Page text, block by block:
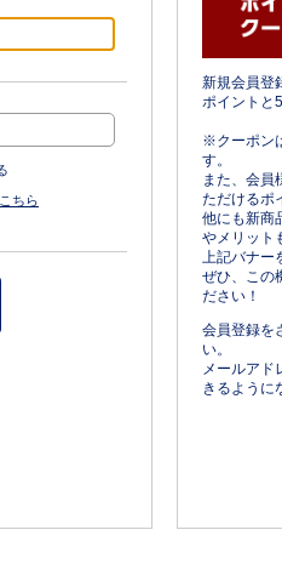
ちら
新規会員登
ポイントと
※クーポン
す。
また、会員
ただけるポ
他にも新商
やメリット
上記バナ
ぜひ、この
ださい！
会員登録を
い。
メールアド
きるように